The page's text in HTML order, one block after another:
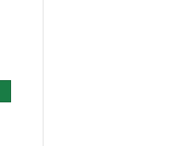
Warenkorb